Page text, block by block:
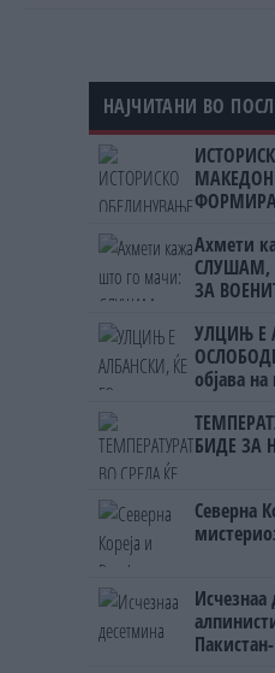
НАЈЧИТАНИ ВО
Ахмети
СЛУШАМ,
ЗА
УЛЦИЊ Е
објава
БИДЕ ЗА
Северна